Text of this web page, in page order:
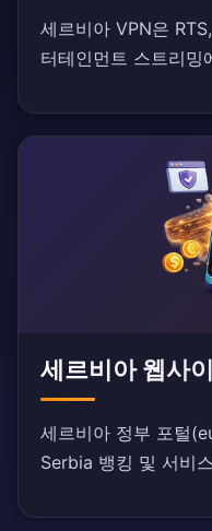
세르비아 VPN은
터테인먼트 스트리밍
세르비아 웹사
세르비아 정부 포털
Serbia 뱅킹 및 서비